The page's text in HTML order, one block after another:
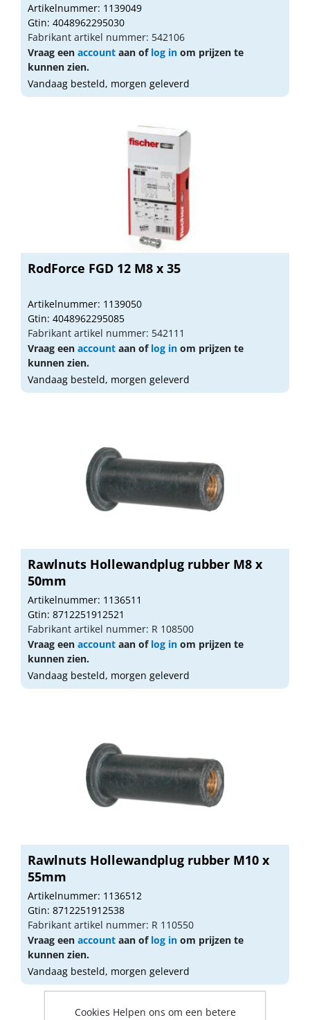
Artikelnummer: 1139049
Gtin: 4048962295030
Fabrikant artikel nummer: 542106
Vraag een account aan of log in om prijzen te
kunnen zien.
Vandaag besteld, morgen geleverd
RodForce FGD 12 M8 x 35
Artikelnummer: 1139050
Gtin: 4048962295085
Fabrikant artikel nummer: 542111
Vraag een account aan of log in om prijzen te
kunnen zien.
Vandaag besteld, morgen geleverd
Rawlnuts Hollewandplug rubber M8 x
50mm
Artikelnummer: 1136511
Gtin: 8712251912521
Fabrikant artikel nummer: R 108500
Vraag een account aan of log in om prijzen te
kunnen zien.
Vandaag besteld, morgen geleverd
Rawlnuts Hollewandplug rubber M10 x
55mm
Artikelnummer: 1136512
Gtin: 8712251912538
Fabrikant artikel nummer: R 110550
Vraag een account aan of log in om prijzen te
kunnen zien.
Vandaag besteld, morgen geleverd
Cookies Helpen ons om een betere